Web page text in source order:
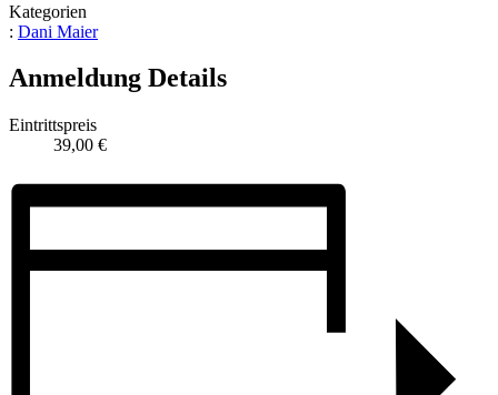
Kategorien
: Dani Maier
Anmeldung Details
Eintrittspreis
39,00 €